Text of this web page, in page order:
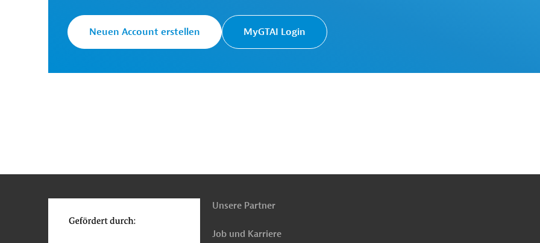
Neuen Account erstellen MyGTAI Login
oben
Unsere Partner
Job und Karriere